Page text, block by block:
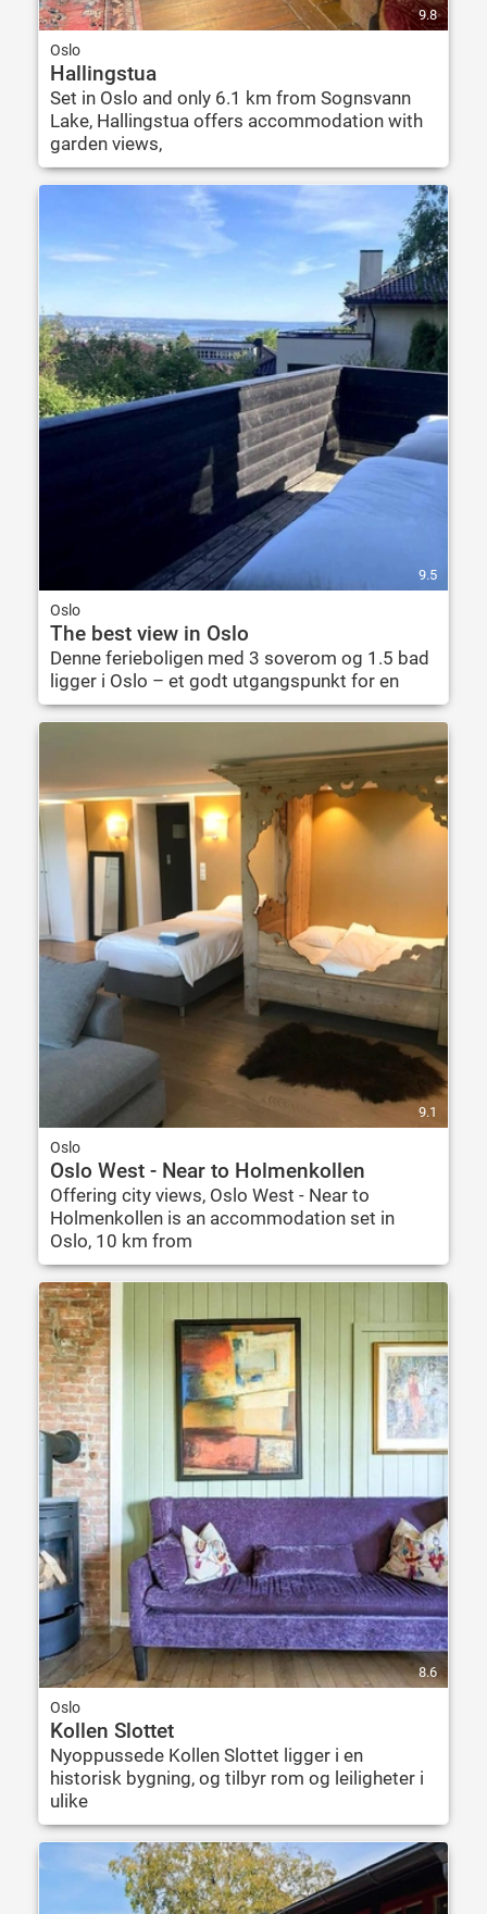
9.8
Oslo
Hallingstua
Set in Oslo and only 6.1 km from Sognsvann
Lake, Hallingstua offers accommodation with
garden views,
9.5
Oslo
The best view in Oslo
Denne ferieboligen med 3 soverom og 1.5 bad
ligger i Oslo – et godt utgangspunkt for en
9.1
Oslo
Oslo West - Near to Holmenkollen
Offering city views, Oslo West - Near to
Holmenkollen is an accommodation set in
Oslo, 10 km from
8.6
Oslo
Kollen Slottet
Nyoppussede Kollen Slottet ligger i en
historisk bygning, og tilbyr rom og leiligheter i
ulike